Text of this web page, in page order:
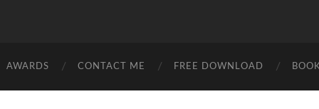
AWARDS CONTACT ME FREE DOWNLOAD